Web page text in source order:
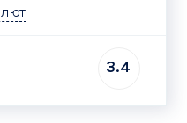
3.4